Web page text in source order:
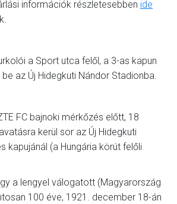
információk részletesebben ide
a Sport utca felől, a 3-as kapun
az Új Hidegkuti Nándor Stadionba.
FC bajnoki mérkőzés előtt, 18
kerül sor az Új Hidegkuti
kapujánál (a Hungária körút felőli
a lengyel válogatott (Magyarország
100 éve, 1921. december 18-án